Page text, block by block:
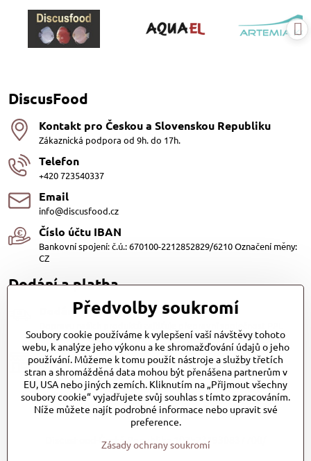
DiscusFood
Kontakt pro Českou a Slovenskou Republiku
Zákaznická podpora od 9h. do 17h.
Telefon
+420 723540337
Email
info@discusfood.cz
Číslo účtu IBAN
Bankovní spojení: č.ú.: 670100-2212852829/6210 Označení měny:
CZ
Dodání a platba
Dodání
s.r.o. a Zásilkovna
Platby
Dobírkou (25,- Kč)
Bankovním převodem (zdarma)
Platba kartou (Zdarma)PayPal (Zdarma)
Při převzetí hotově nebo kartou (Zdarma)
DiscusFood-Česká-Republika-1025231930837700/
Předvolby soukromí
Soubory cookie používáme k vylepšení vaší návštěvy tohoto
webu, k analýze jeho výkonu a ke shromažďování údajů o jeho
používání. Můžeme k tomu použít nástroje a služby třetích
stran a shromážděná data mohou být přenášena partnerům v
EU, USA nebo jiných zemích. Kliknutím na „Přijmout všechny
soubory cookie“ vyjadřujete svůj souhlas s tímto zpracováním.
Níže můžete najít podrobné informace nebo upravit své
preference.
Zásady ochrany soukromí